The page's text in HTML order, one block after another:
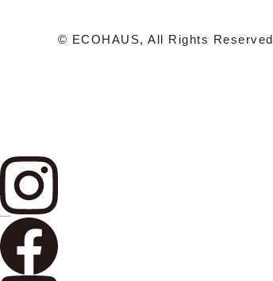
© ECOHAUS, All Rights